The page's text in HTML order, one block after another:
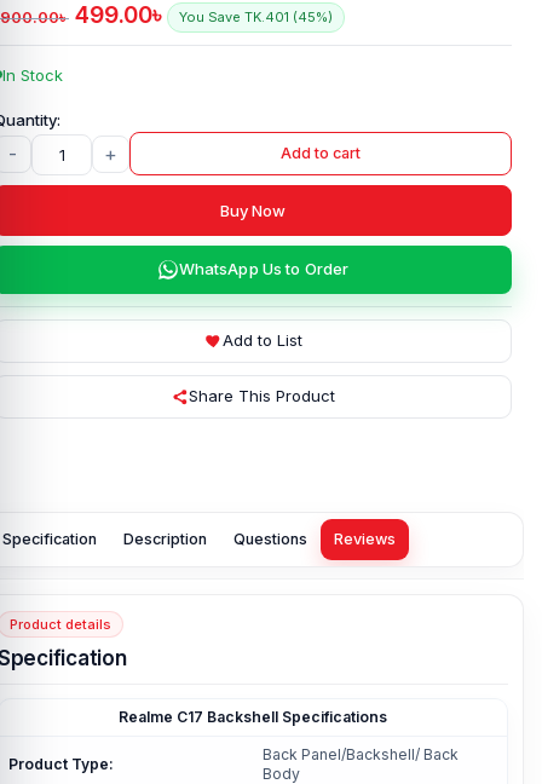
900.00৳ 499.00৳ You Save TK.401 (45%)
In Stock
- + Add to cart
Buy Now
WhatsApp Us to Order
Add to List
Share This Product
Specification Description Questions Reviews
Product details
Realme C17 Backshell Specifications
Product Type:
Back Panel/Backshell/ Back
Body